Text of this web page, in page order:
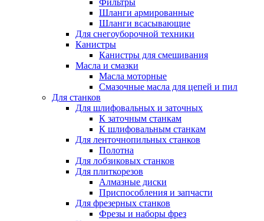
Фильтры
Шланги армированные
Шланги всасывающие
Для снегоуборочной техники
Канистры
Канистры для смешивания
Масла и смазки
Масла моторные
Смазочные масла для цепей и пил
Для станков
Для шлифовальных и заточных
К заточным станкам
К шлифовальным станкам
Для ленточнопильных станков
Полотна
Для лобзиковых станков
Для плиткорезов
Алмазные диски
Приспособления и запчасти
Для фрезерных станков
Фрезы и наборы фрез